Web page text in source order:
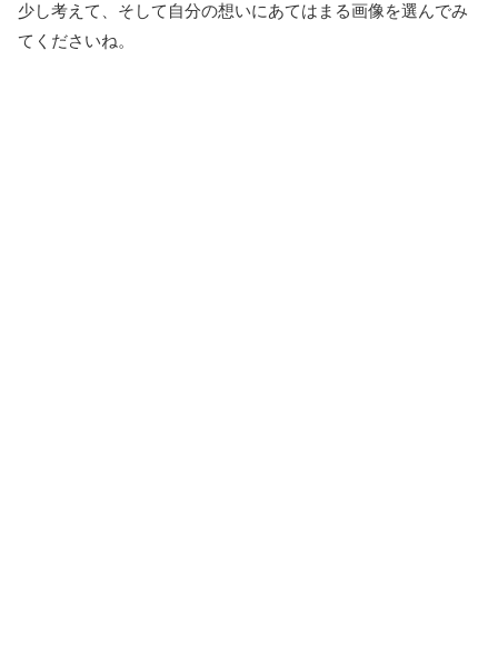
少し考えて、そして自分の想いにあてはまる画像を選んでみ
てくださいね。